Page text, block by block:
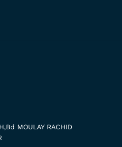
MOULAY RACHID